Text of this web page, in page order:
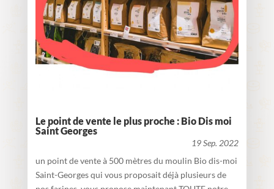
Le point de vente le plus proche : Bio Dis moi
Saint Georges
19 Sep. 2022
un point de vente à 500 mètres du moulin Bio dis-moi
Saint-Georges qui vous proposait déjà plusieurs de